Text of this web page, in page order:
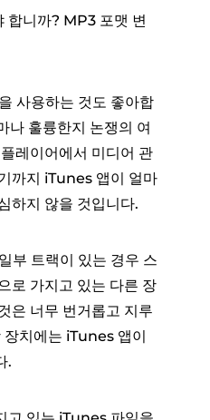
합니까? MP3 포맷 변
사용하는 것도 좋아합
나 훌륭한지 논쟁의 여
레이어에서 미디어 관
까지 iTunes 앱이 얼마
하지 않을 것입니다.
부 트랙이 있는 경우 스
로 가지고 있는 다른 장
은 너무 번거롭고 지루
장치에는 iTunes 앱이
.